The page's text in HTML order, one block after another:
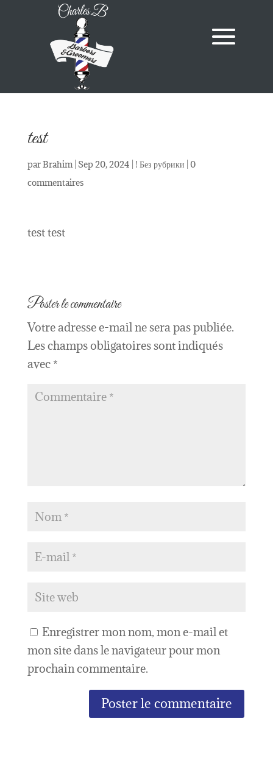
test
parBrahim| Sep 20, 2024 ! Без рубрики 0
commentaires
test test
Poster le commentaire
Votre adresse e-mail ne sera pas publiée.
Les champs obligatoires sont indiqués
avec *
Enregistrer mon nom, mon e-mail et
mon site dans le navigateur pour mon
prochain commentaire.